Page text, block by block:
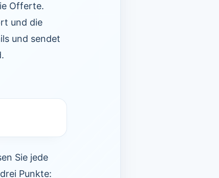
Offerte.
und die
und sendet
Sie jede
Punkte: